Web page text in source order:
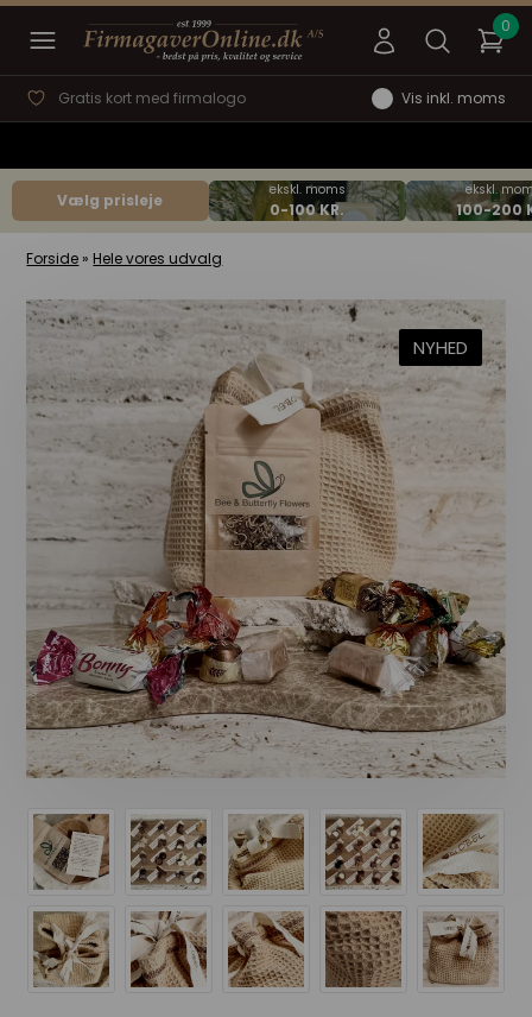
Gratis kort med firmalogo Vis inkl. moms
Vælg prisleje
Forside » Hele vores udvalg
NYHED